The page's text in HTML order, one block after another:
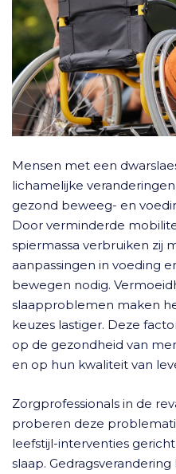
Mensen met een
lichamelijke
gezond beweeg- en
Door verminderde
spiermassa verbruiken zij
aanpassingen in voeding
bewegen nodig.
slaapproblemen maken
keuzes lastiger. Deze
op de gezondheid van
en op hun kwaliteit van
Zorgprofessionals in de
proberen deze
leefstijl-interventies
slaap.